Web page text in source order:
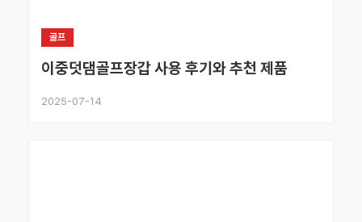
골프
이중덧댐골프장갑 사용 후기와 추천 제품
2025-07-14